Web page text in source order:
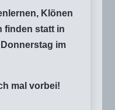
Klönen
finden statt in
im
mal vorbei!